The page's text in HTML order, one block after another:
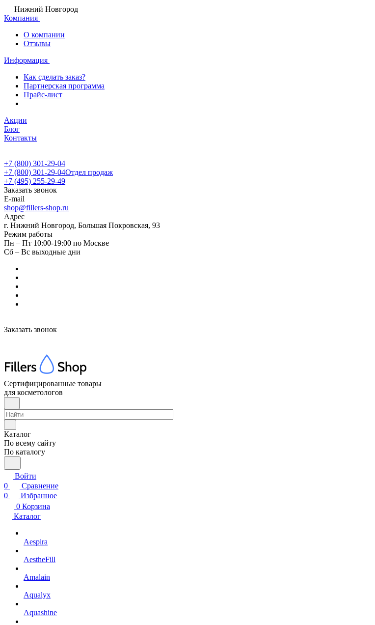
Нижний Новгород
Компания
О компании
Отзывы
Информация
Как сделать заказ?
Партнерская программа
Прайс-лист
Акции
Блог
Контакты
+7 (800) 301-29-04
+7 (800) 301-29-04Отдел продаж
+7 (495) 255-29-49
Заказать звонок
E-mail
shop@fillers-shop.ru
Адрес
г. Нижний Новгород, Большая Покровская, 93
Режим работы
Пн – Пт 10:00-19:00 по Москве
Сб – Вс выходные дни
Заказать звонок
Сертифицированные товары
для косметологов
Каталог
По всему сайту
По каталогу
Войти
0
Сравнение
0
Избранное
0 Корзина
Каталог
Aespira
AestheFill
Amalain
Aqualyx
Aquashine